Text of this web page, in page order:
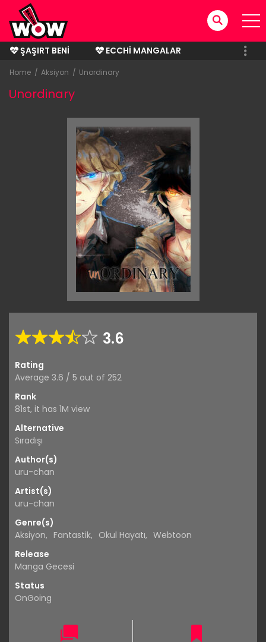
ŞAŞIRT BENI
ECCHI MANGALAR
BITMIŞ MANGALAR
Home Aksiyon Unordinary
Unordinary
3.6
Rating
Average 3.6 / 5 out of 252
Rank
81st, it has 1M view
Alternative
Sıradışı
Author(s)
uru-chan
Artist(s)
uru-chan
Genre(s)
Aksiyon, Fantastik, Okul Hayatı, Webtoon
Release
Manga Gecesi
Status
OnGoing